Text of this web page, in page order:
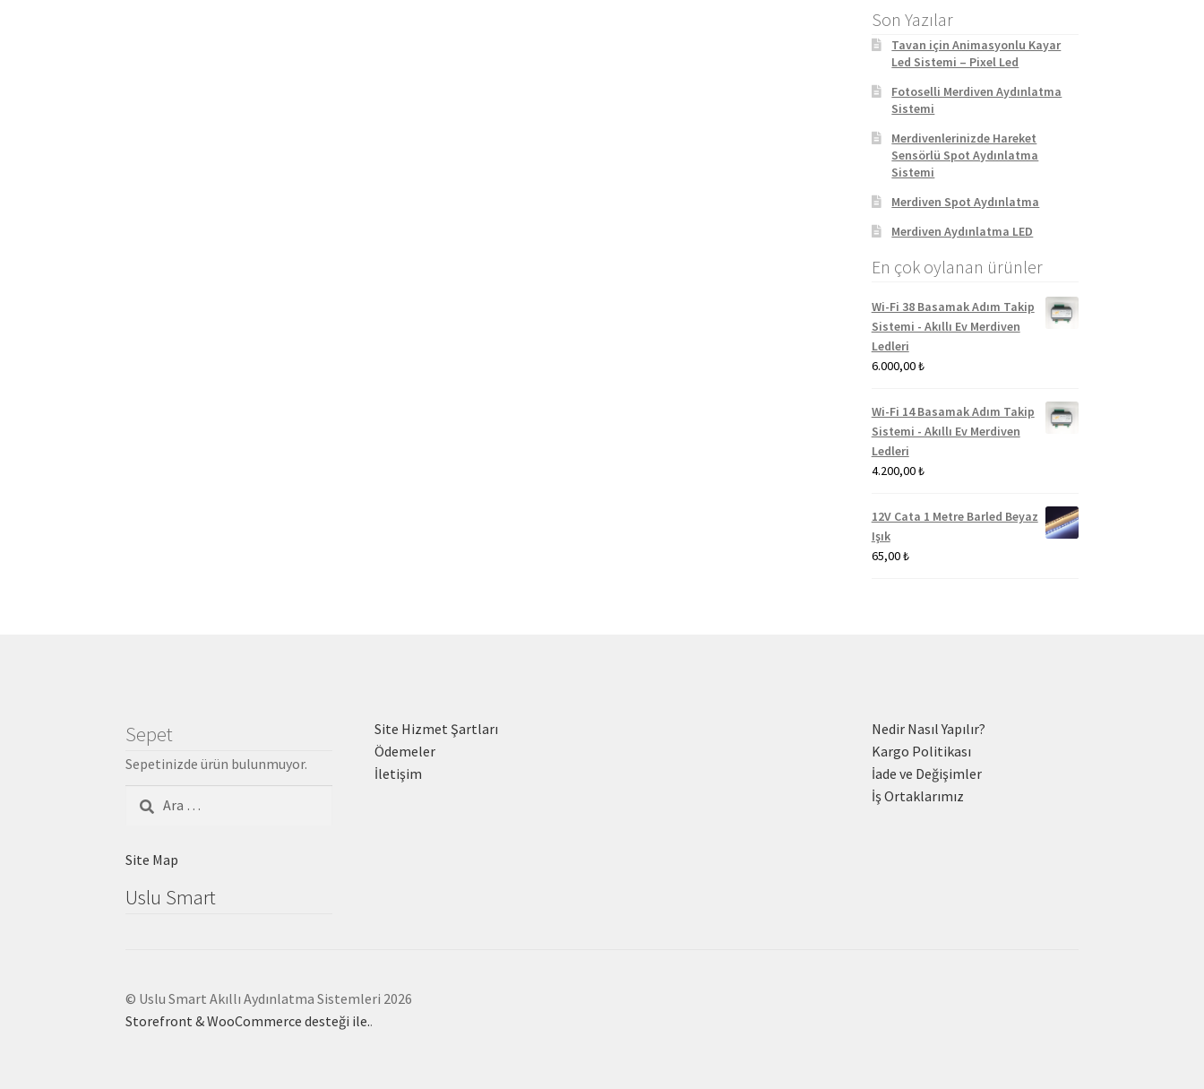
Son Yazılar
Tavan için Animasyonlu Kayar
Led Sistemi – Pixel Led
Fotoselli Merdiven Aydınlatma
Sistemi
Merdivenlerinizde Hareket
Sensörlü Spot Aydınlatma
Sistemi
Merdiven Spot Aydınlatma
Merdiven Aydınlatma LED
En çok oylanan ürünler
Wi-Fi 38 Basamak Adım Takip
Sistemi - Akıllı Ev Merdiven
Ledleri
6.000,00₺
Wi-Fi 14 Basamak Adım Takip
Sistemi - Akıllı Ev Merdiven
Ledleri
4.200,00₺
12V Cata 1 Metre Barled Beyaz
Işık
65,00₺
Sepet
Sepetinizde ürün bulunmuyor.
Arama:
Site Map
Uslu Smart
Site Hizmet Şartları
Ödemeler
İletişim
Nedir Nasıl Yapılır?
Kargo Politikası
İade ve Değişimler
İş Ortaklarımız
© Uslu Smart Akıllı Aydınlatma Sistemleri 2026
Storefront & WooCommerce desteği ile..